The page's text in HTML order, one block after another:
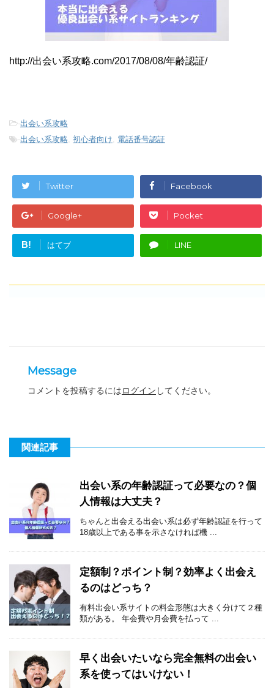
http://出会い系攻略.com/2017/08/08/年齢認証/
-出会い系攻略
-出会い系攻略 初心者向け 電話番号認証
Twitter Facebook
Google+ Pocket
B! はてブ LINE
Message
コメントを投稿するにはログイン してください。
関連記事
出会い系の年齢認証って必要なの？個
人情報は大丈夫？
ちゃんと出会える出会い系は必ず年齢認証を行って
18歳以上である事を示さなければ機 ...
定額制？ポイント制？効率よく出会え
るのはどっち？
有料出会い系サイトの料金形態は大きく分けて２種
類がある。 年会費や月会費を払って ...
早く出会いたいなら完全無料の出会い
系を使ってはいけない！